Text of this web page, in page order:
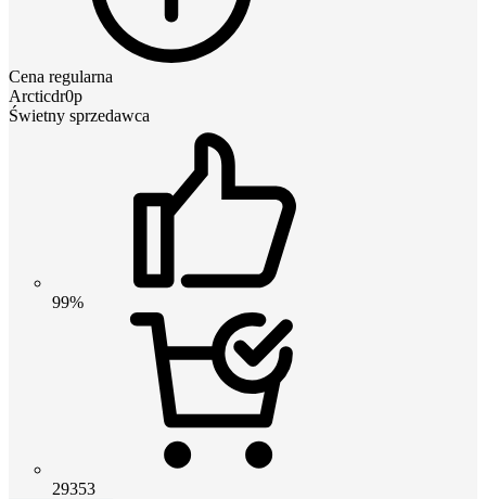
Cena regularna
Arcticdr0p
Świetny sprzedawca
99%
29353